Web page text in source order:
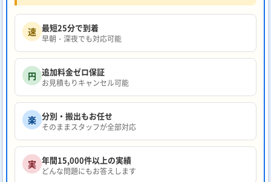
速 最短25分で到着
早朝・深夜でも対応可能
円 追加料金ゼロ保証
お見積もりキャンセル可能
楽 分別・搬出もお任せ
そのままスタッフが全部対応
実 年間15,000件以上の実績
どんな問題にもお答えします